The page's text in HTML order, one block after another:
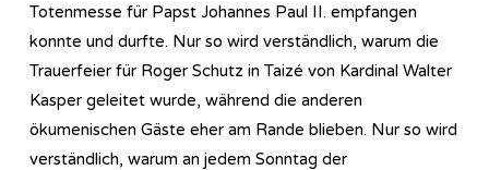
Totenmesse für Papst Johannes Paul II. empfangen
konnte und durfte. Nur so wird verständlich, warum die
Trauerfeier für Roger Schutz in Taizé von Kardinal Walter
Kasper geleitet wurde, während die anderen
ökumenischen Gäste eher am Rande blieben. Nur so wird
verständlich, warum an jedem Sonntag der